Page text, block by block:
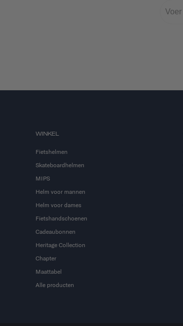
WINKEL
Fietshelmen
Skateboardhelmen
MIPS
Helm voor mannen
Helm voor dames
Fietshandschoenen
Cadeaubonnen
Heritage Collection
Chapter
Maattabel
Alle producten